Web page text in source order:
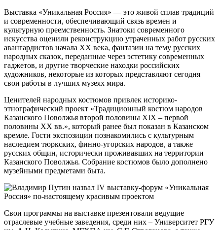
Выставка «Уникальная Россия» — это живой сплав традиций
и современности, обеспечивающий связь времен и
культурную преемственность. Знатоки современного
искусства оценили реконструкцию утраченных работ русских
авангардистов начала ХХ века, фантазии на тему русских
народных сказок, переданные через эстетику современных
гаджетов, и другие творческие находки российских
художников, некоторые из которых представляют сегодня
свои работы в лучших музеях мира.
Ценителей народных костюмов привлек историко-
этнографический проект «Традиционный костюм народов
Казанского Поволжья второй половины XIX – первой
половины XX вв.», который ранее был показан в Казанском
кремле. Гости экспозиции познакомились с культурным
наследием тюркских, финно-угорских народов, а также
русских общин, исторически проживавших на территории
Казанского Поволжья. Собрание костюмов было дополнено
музейными предметами быта.
Свои программы на выставке презентовали ведущие
отраслевые учебные заведения, среди них – Университет РГУ